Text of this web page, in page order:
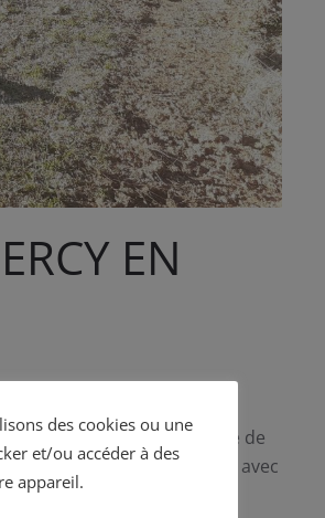
EN
modifié. Le départ change de
commencé depuis un mois avec
de Commercy.
des cookies ou une
et/ou accéder à des
appareil.